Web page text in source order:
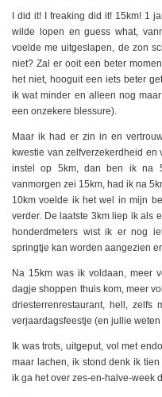
I did it! I freaking did it! 15km! 1
wilde lopen en guess what,
voelde me uitgeslapen, de zon
niet? Zal er ooit een beter
het niet, hooguit een iets beter
ik wat minder en alleen nog
een onzekere blessure).
Maar ik had er zin in en
kwestie van zelfverzekerdheid
instel op 5km, dan ben ik na
vanmorgen zei 15km, had ik na
10km voelde ik het wel in mijn
verder. De laatste 3km liep ik als
honderdmeters wist ik er nog
springtje kan worden aangezien
Na 15km was ik voldaan, meer
dagje shoppen thuis kom, meer
driesterrenrestaurant, hell, zelfs
verjaardagsfeestje (en jullie
Ik was trots, uitgeput, vol met
maar lachen, ik stond denk ik
ik ga het over zes-en-halve-week